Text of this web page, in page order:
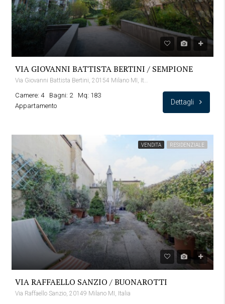
VIA GIOVANNI BATTISTA BERTINI / SEMPIONE
Camere: 4 Bagni: 2
Mq: 183
Appartamento
Dettagli
VENDITA RESIDENZIALE
VIA RAFFAELLO SANZIO / BUONAROTTI
Via Raffaello Sanzio, 20149 Milano MI, Italia